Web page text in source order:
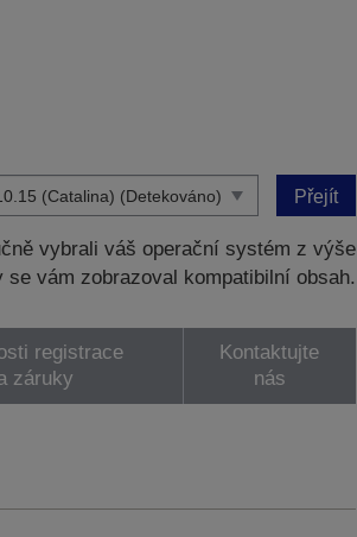
Přejít
vybrali váš operační systém z výše
se vám zobrazoval kompatibilní obsah.
registrace
záruky
Kontaktujte
nás